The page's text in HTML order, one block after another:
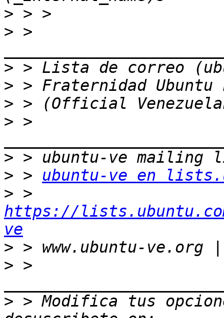
>
> >
>
>
>
> >
>
> > ubuntu-ve en
>
https://
ve
>
> >
> > Modifica tus